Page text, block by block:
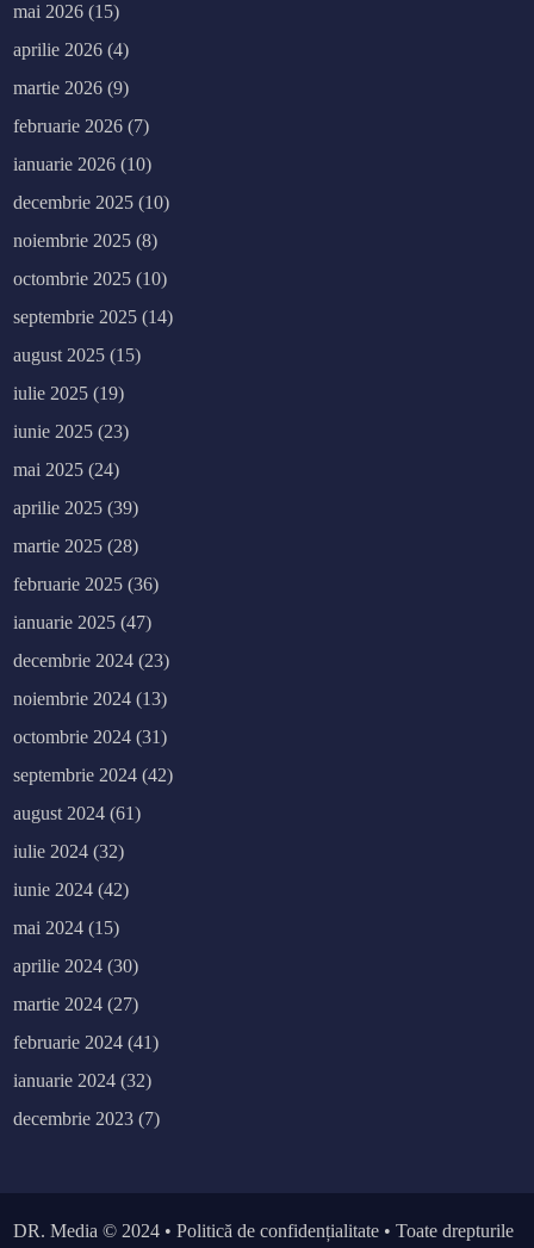
mai 2026 (15)
aprilie 2026 (4)
martie 2026 (9)
februarie 2026 (7)
ianuarie 2026 (10)
decembrie 2025 (10)
noiembrie 2025 (8)
octombrie 2025 (10)
septembrie 2025 (14)
august 2025 (15)
iulie 2025 (19)
iunie 2025 (23)
mai 2025 (24)
aprilie 2025 (39)
martie 2025 (28)
februarie 2025 (36)
ianuarie 2025 (47)
decembrie 2024 (23)
noiembrie 2024 (13)
octombrie 2024 (31)
septembrie 2024 (42)
august 2024 (61)
iulie 2024 (32)
iunie 2024 (42)
mai 2024 (15)
aprilie 2024 (30)
martie 2024 (27)
februarie 2024 (41)
ianuarie 2024 (32)
decembrie 2023 (7)
DR. Media © 2024 •Politică de confidențialitate • Toate drepturile